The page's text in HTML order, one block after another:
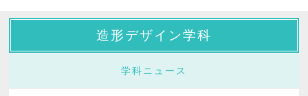
造形デザイン学科
学科ニュース